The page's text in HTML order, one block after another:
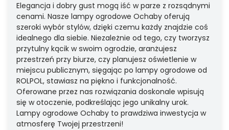
Elegancja i dobry gust mogą iść w parze z rozsądnymi
cenami. Nasze lampy ogrodowe Ochaby oferują
szeroki wybór stylów, dzięki czemu każdy znajdzie coś
idealnego dla siebie. Niezależnie od tego, czy tworzysz
przytulny kącik w swoim ogrodzie, aranżujesz
przestrzeń przy biurze, czy planujesz oświetlenie w
miejscu publicznym, sięgając po lampy ogrodowe od
ROLPOL, stawiasz na piękno i funkcjonalność.
Oferowane przez nas rozwiązania doskonale wpisują
się w otoczenie, podkreślając jego unikalny urok.
Lampy ogrodowe Ochaby to prawdziwa inwestycja w
atmosferę Twojej przestrzeni!